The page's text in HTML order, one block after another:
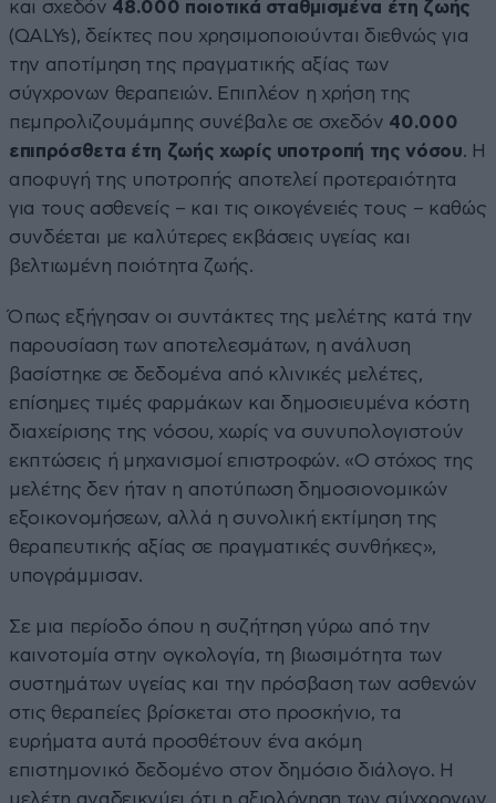
και σχεδόν 48.000 ποιοτικά σταθμισμένα έτη ζωής
(QALYs), δείκτες που χρησιμοποιούνται διεθνώς για
την αποτίμηση της πραγματικής αξίας των
σύγχρονων θεραπειών. Επιπλέον η χρήση της
πεμπρολιζουμάμπης συνέβαλε σε σχεδόν 40.000
επιπρόσθετα έτη ζωής χωρίς υποτροπή της νόσου. Η
αποφυγή της υποτροπής αποτελεί προτεραιότητα
για τους ασθενείς – και τις οικογένειές τους – καθώς
συνδέεται με καλύτερες εκβάσεις υγείας και
βελτιωμένη ποιότητα ζωής.
Όπως εξήγησαν οι συντάκτες της μελέτης κατά την
παρουσίαση των αποτελεσμάτων, η ανάλυση
βασίστηκε σε δεδομένα από κλινικές μελέτες,
επίσημες τιμές φαρμάκων και δημοσιευμένα κόστη
διαχείρισης της νόσου, χωρίς να συνυπολογιστούν
εκπτώσεις ή μηχανισμοί επιστροφών. «Ο στόχος της
μελέτης δεν ήταν η αποτύπωση δημοσιονομικών
εξοικονομήσεων, αλλά η συνολική εκτίμηση της
θεραπευτικής αξίας σε πραγματικές συνθήκες»,
υπογράμμισαν.
Σε μια περίοδο όπου η συζήτηση γύρω από την
καινοτομία στην ογκολογία, τη βιωσιμότητα των
συστημάτων υγείας και την πρόσβαση των ασθενών
στις θεραπείες βρίσκεται στο προσκήνιο, τα
ευρήματα αυτά προσθέτουν ένα ακόμη
επιστημονικό δεδομένο στον δημόσιο διάλογο. Η
μελέτη αναδεικνύει ότι η αξιολόγηση των σύγχρονων